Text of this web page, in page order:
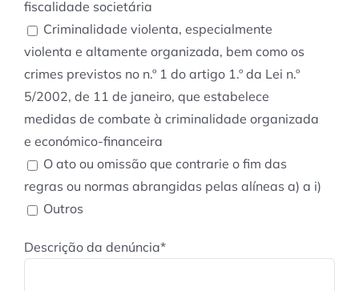
fiscalidade societária
Criminalidade violenta, especialmente
violenta e altamente organizada, bem como os
crimes previstos no n.º 1 do artigo 1.º da Lei n.º
5/2002, de 11 de janeiro, que estabelece
medidas de combate à criminalidade organizada
e económico-financeira
O ato ou omissão que contrarie o fim das
regras ou normas abrangidas pelas alíneas a) a i)
Outros
Descrição da denúncia*